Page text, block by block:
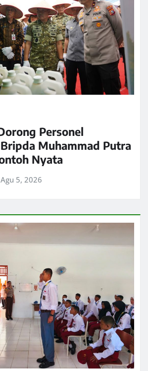
Personel
Muhammad Putra
Nyata
Agu 5, 2026